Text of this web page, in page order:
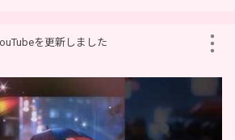
を更新しました